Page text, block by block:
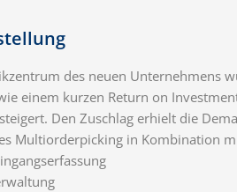
des neuen Unternehmens
einem kurzen Return on
Den Zuschlag erhielt die
Multiorderpicking in Kombination